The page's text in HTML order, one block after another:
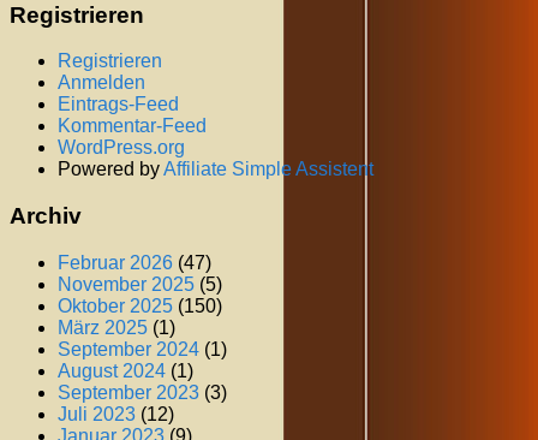
Registrieren
Registrieren
Anmelden
Eintrags-Feed
Kommentar-Feed
WordPress.org
Powered byAffiliate Simple Assistent
Archiv
Februar 2026 (47)
November 2025 (5)
Oktober 2025 (150)
März 2025 (1)
September 2024 (1)
August 2024 (1)
September 2023 (3)
Juli 2023 (12)
Januar 2023 (9)